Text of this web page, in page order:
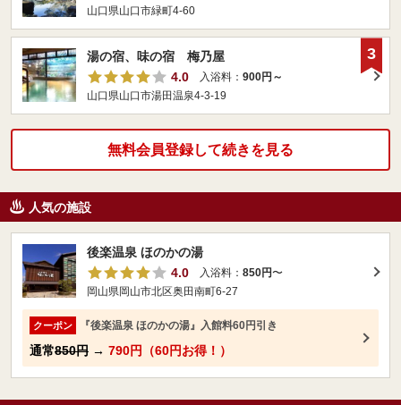
山口県山口市緑町4-60
湯の宿、味の宿 梅乃屋
4.0
入浴料： 900円～
山口県山口市湯田温泉4-3-19
3
無料会員登録して続きを見る
人気の施設
後楽温泉 ほのかの湯
4.0
入浴料： 850円〜
岡山県岡山市北区奥田南町6-27
クーポン 『後楽温泉 ほのかの湯』入館料60円引き
通常850円 → 790円（60円お得！）